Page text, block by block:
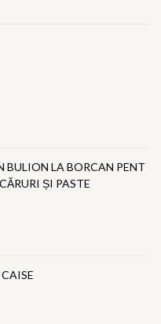
BULION LA BORCAN PENT
ȘI PASTE